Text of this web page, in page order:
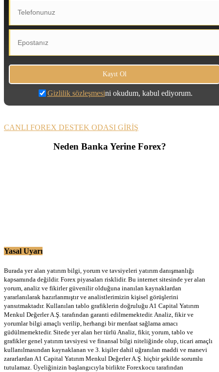
Gizlilik sözleşmesini okudum, kabul ediyorum.
CANLI FOREX DESTEK ODASI GİRİŞ
Neden Banka Yerine Forex?
Yasal Uyarı
Burada yer alan yatırım bilgi, yorum ve tavsiyeleri yatırım danışmanlığı
kapsamında değildir. Forex piyasaları risklidir. Bu internet sitesinde yer alan
yorum, analiz ve fikirler güvenilir olduğuna inanılan kaynaklardan
yararlanılarak hazırlanmıştır ve analistlerimizin kişisel görüşlerini
yansıtmaktadır. Kullanılan tablo grafiklerin doğruluğu A1 Capital Yatırım
Menkul Değerler A.Ş. tarafından garanti edilmemektedir. Analiz, fikir ve
yorumlar bilgi amaçlı verilip, herhangi bir menfaat sağlama amacı
güdülmemektedir. Sitede yer alan her türlü Analiz, fikir, yorum, tablo ve
grafikler genel yatırım tavsiyesi ve finansal bilgi niteliğinde olup, ticari amaçlı
kullanılmasından kaynaklanan ve 3. kişiler dahil uğranılan maddi ve manevi
zararlardan A1 Capital Yatırım Menkul Değerler A.Ş. hiçbir şekilde sorumlu
tutulamaz. Üyeliğinizin başlangıcıyla birlikte Forexkocu tarafından